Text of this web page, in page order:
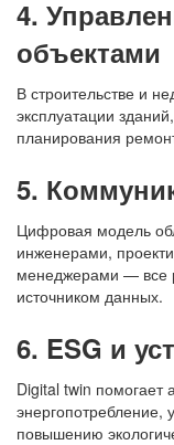
4.
объектами
В строительстве и
эксплуатации
планирования
5.
Цифровая модель
инженерами,
менеджерами — все
источником данных.
6. ESG и
Digital twin помогает
повышению